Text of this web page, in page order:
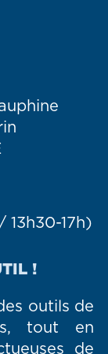
13h30-17h)
!
outils de
tout en
de